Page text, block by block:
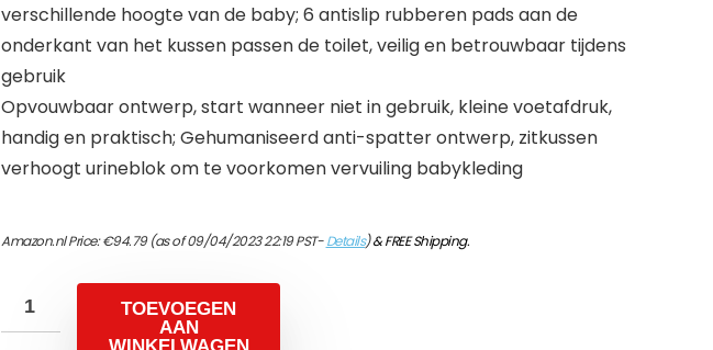
verschillende hoogte van de baby; 6 antislip rubberen pads aan de
onderkant van het kussen passen de toilet, veilig en betrouwbaar tijdens
gebruik
Opvouwbaar ontwerp, start wanneer niet in gebruik, kleine voetafdruk,
handig en praktisch; Gehumaniseerd anti-spatter ontwerp, zitkussen
verhoogt urineblok om te voorkomen vervuiling babykleding
Amazon.nl Price:€94.79(as of 09/04/2023 22:19 PST-Details)&FREE Shipping.
TOEVOEGEN
AAN